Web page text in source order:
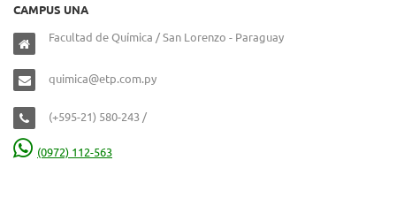
CAMPUS UNA
Facultad de Química / San Lorenzo - Paraguay
quimica@etp.com.py
(+595-21) 580-243 /
(0972) 112-563